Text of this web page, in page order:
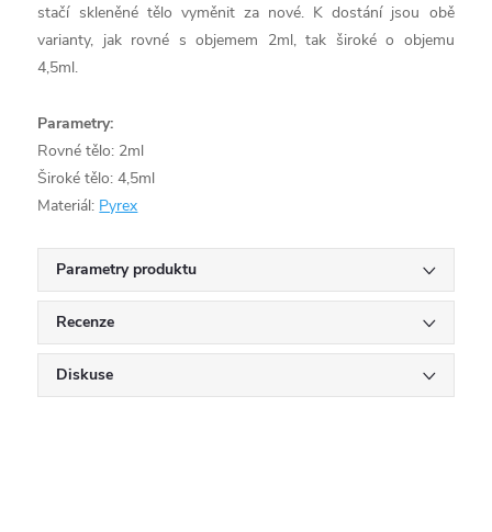
stačí skleněné tělo vyměnit za nové. K dostání jsou obě
varianty, jak rovné s objemem 2ml, tak široké o objemu
4,5ml.
Parametry:
Rovné tělo: 2ml
Široké tělo: 4,5ml
Materiál: Pyrex
Parametry produktu
Recenze
Diskuse